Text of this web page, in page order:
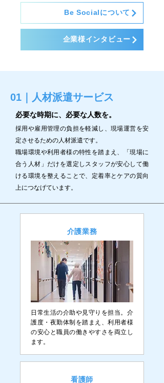
Be Socialについて
企業様インタビュー
01｜人材派遣サービス
必要な時期に、必要な人数を。
採用や雇用管理の負担を軽減し、現場運営を安
定させるための人材派遣です。
職場環境や利用者様の特性を踏まえ、「現場に
合う人材」だけを選定しスタッフが安心して働
ける環境を整えることで、定着率とケアの質向
上につなげています。
​介護業務
日常生活の介助や見守りを担当。介
護度・夜勤体制を踏まえ、利用者様
の安心と職員の働きやすさを両立し
ます。
​看護師